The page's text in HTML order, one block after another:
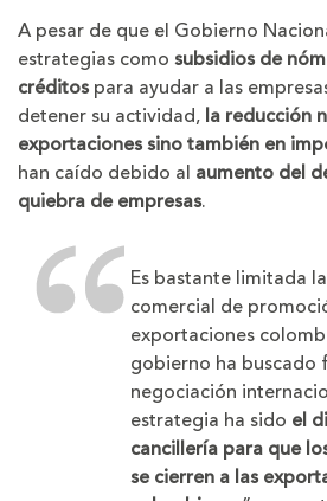
A pesar de que el Gobierno
estrategias como subsidios de
créditos para ayudar a las
detener su actividad, la reducción
exportaciones sino también en
han caído debido al aumento del
quiebra de empresas.
Es bastante limitada
comercial de
exportaciones
gobierno ha buscado
negociación
estrategia ha sido el
cancillería para que
se cierren a las